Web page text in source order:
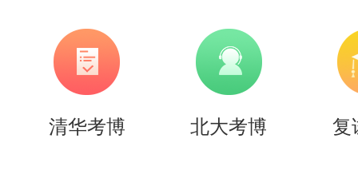
清华考博 北大考博 复